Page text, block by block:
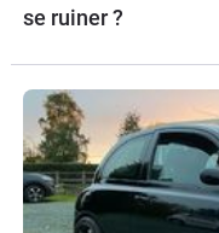
se ruiner ?